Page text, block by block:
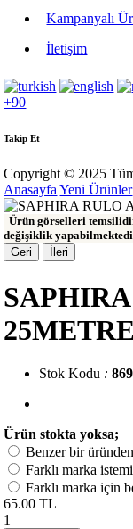
Kampanyalı
İletişim
+90
Takip Et
Copyright © 2025 Tüm
Anasayfa Yeni Ürünler
Ürün görselleri
değişiklik
Geri
İleri
25METRE
Stok Kodu :
Ürün stokta yoksa;
Benzer bir
Farklı marka
Farklı marka için
65.00 TL
1